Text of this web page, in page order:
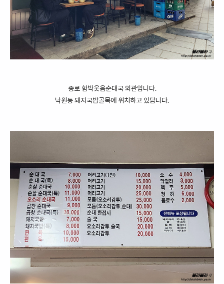
종로 함박웃음순대국 외관입니다.
낙원동 돼지국밥골목에 위치하고 있답니다.